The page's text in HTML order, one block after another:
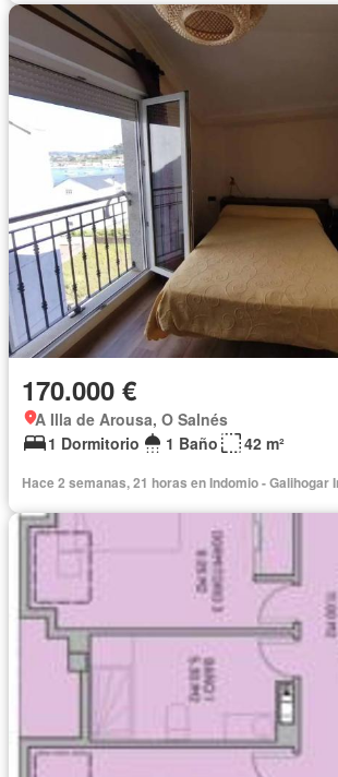
170.000 €
A Illa de Arousa, O Salnés
1 Dormitorio
1 Baño 42 m²
Hace 2 semanas, 21 horas en Indomio - Galihogar